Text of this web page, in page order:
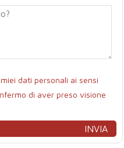
dati personali ai sensi
di aver preso visione